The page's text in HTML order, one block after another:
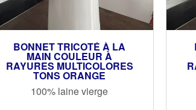
BONNET TRICOTÉ À LA
MAIN COULEUR À
RAYURES MULTICOLORES
TONS ORANGE
100% laine vierge